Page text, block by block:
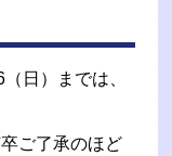
日）までは、
ご了承のほど